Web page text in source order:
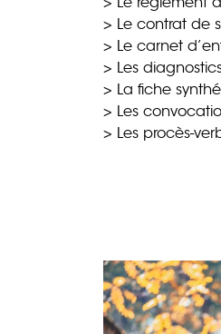
> Le contrat de
> Le carnet
> Les
> La fiche
> Les
> Les procès-